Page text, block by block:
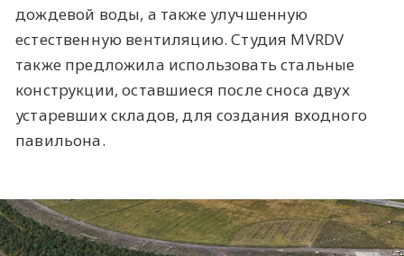
дождевой воды, а также улучшенную
естественную вентиляцию. Студия MVRDV
также предложила использовать стальные
конструкции, оставшиеся после сноса двух
устаревших складов, для создания входного
павильона.